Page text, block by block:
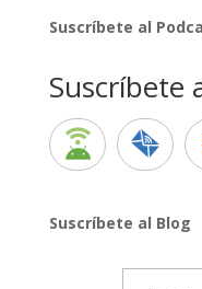
Suscríbete al
Suscríbete
Suscríbete al Blog